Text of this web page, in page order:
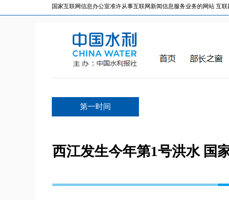
国家互联网信息办公室准许从事互联网新闻信息服务业务的网站 互
第一时间
西江发生今年第1号洪水 国